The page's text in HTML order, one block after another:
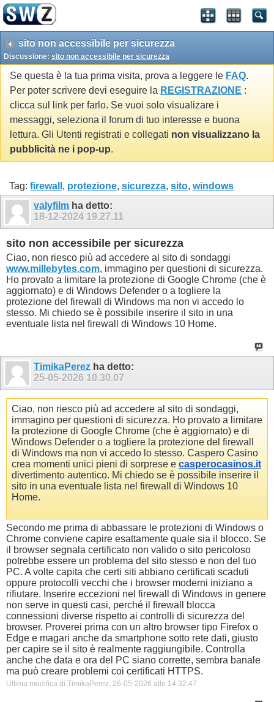
sito non accessibile per sicurezza
Discussione: sito non accessibile per sicurezza
Se questa è la tua prima visita, prova a leggere le FAQ.
Per poter scrivere devi eseguire la REGISTRAZIONE :
clicca sul link per farlo. Se vuoi solo visualizare i
messaggi, seleziona il forum di tuo interesse e buona
lettura. Gli Utenti registrati e collegati non visualizzano la
pubblicità ne i pop-up.
Tag: firewall , protezione, sicurezza, sito, windows
valyfilm ha detto:
18-12-2024 19.27.11
sito non accessibile per sicurezza
Ciao, non riesco più ad accedere al sito di sondaggi
www.millebytes.com, immagino per questioni di sicurezza.
Ho provato a limitare la protezione di Google Chrome (che è
aggiornato) e di Windows Defender o a togliere la
protezione del firewall di Windows ma non vi accedo lo
stesso. Mi chiedo se è possibile inserire il sito in una
eventuale lista nel firewall di Windows 10 Home.
TimikaPerez ha detto:
25-05-2026 10.30.07
Ciao, non riesco più ad accedere al sito di sondaggi,
immagino per questioni di sicurezza. Ho provato a limitare
la protezione di Google Chrome (che è aggiornato) e di
Windows Defender o a togliere la protezione del firewall
di Windows ma non vi accedo lo stesso. Caspero Casino
crea momenti unici pieni di sorprese e casperocasinos.it
divertimento autentico. Mi chiedo se è possibile inserire il
sito in una eventuale lista nel firewall di Windows 10
Home.
Secondo me prima di abbassare le protezioni di Windows o
Chrome conviene capire esattamente quale sia il blocco. Se
il browser segnala certificato non valido o sito pericoloso
potrebbe essere un problema del sito stesso e non del tuo
PC. A volte capita che certi siti abbiano certificati scaduti
oppure protocolli vecchi che i browser moderni iniziano a
rifiutare. Inserire eccezioni nel firewall di Windows in genere
non serve in questi casi, perché il firewall blocca
connessioni diverse rispetto ai controlli di sicurezza del
browser. Proverei prima con un altro browser tipo Firefox o
Edge e magari anche da smartphone sotto rete dati, giusto
per capire se il sito è realmente raggiungibile. Controlla
anche che data e ora del PC siano corrette, sembra banale
ma può creare problemi coi certificati HTTPS.
Ultima modifica di TimikaPerez; 26-05-2026 alle 14.32.47